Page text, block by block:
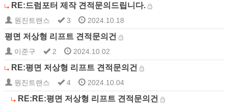
RE:드럼포터 제작 견적문의드립니다.
원진트랜스 3 2024.10.18
평면 저상형 리프트 견적문의건
이준구 2 2024.10.02
RE:평면 저상형 리프트 견적문의건
원진트랜스 4 2024.10.04
RE:RE:평면 저상형 리프트 견적문의건